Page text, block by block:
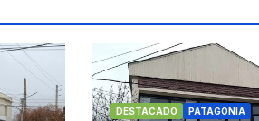
DESTACADO PATAGONIA